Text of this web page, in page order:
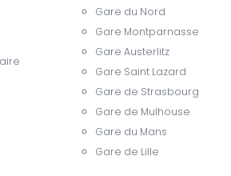
Gare du Nord
Gare Montparnasse
Gare Austerlitz
Gare Saint Lazard
Gare de Strasbourg
Gare de Mulhouse
Gare du Mans
Gare de Lille